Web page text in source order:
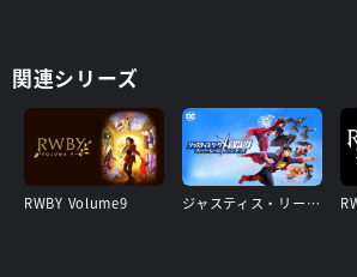
関連シリーズ
RWBY Volume9 ジャスティス・リーグxRWBY： スーパーヒーロー＆ハンターズPart 1